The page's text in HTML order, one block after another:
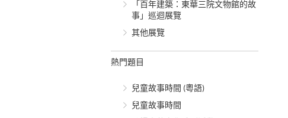
「百年建築：東華三院文物館的故
事」巡迴展覽
其他展覽
熱門題目
兒童故事時間 (粵語)
兒童故事時間